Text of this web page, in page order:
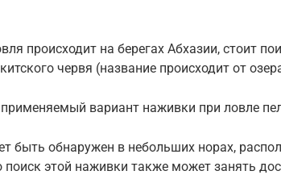
происходит на берегах Абхазии, стоит
червя (название происходит от
вариант наживки при ловле
быть обнаружен в небольших норах,
поиск этой наживки также может занять